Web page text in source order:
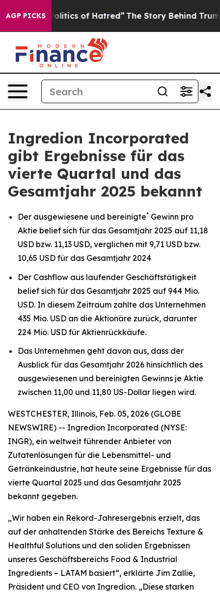
AGP PICKS
of Hatred” The Story Behind Trump’s Terrible
Ingredion Incorporated
gibt Ergebnisse für das
vierte Quartal und das
Gesamtjahr 2025 bekannt
Der ausgewiesene und bereinigte* Gewinn pro
Aktie belief sich für das Gesamtjahr 2025 auf 11,18
USD bzw. 11,13 USD, verglichen mit 9,71 USD bzw.
10,65 USD für das Gesamtjahr 2024
Der Cashflow aus laufender Geschäftstätigkeit
belief sich für das Gesamtjahr 2025 auf 944 Mio.
USD. In diesem Zeitraum zahlte das Unternehmen
435 Mio. USD an die Aktionäre zurück, darunter
224 Mio. USD für Aktienrückkäufe.
Das Unternehmen geht davon aus, dass der
Ausblick für das Gesamtjahr 2026 hinsichtlich des
ausgewiesenen und bereinigten Gewinns je Aktie
zwischen 11,00 und 11,80 US-Dollar liegen wird.
WESTCHESTER, Illinois, Feb. 05, 2026 (GLOBE
NEWSWIRE) -- Ingredion Incorporated (NYSE:
INGR), ein weltweit führender Anbieter von
Zutatenlösungen für die Lebensmittel- und
Getränkeindustrie, hat heute seine Ergebnisse für das
vierte Quartal 2025 und das Gesamtjahr 2025
bekannt gegeben.
„Wir haben ein Rekord-Jahresergebnis erzielt, das
auf der anhaltenden Stärke des Bereichs Texture &
Healthful Solutions und den soliden Ergebnissen
unseres Geschäftsbereichs Food & Industrial
Ingredients – LATAM basiert“, erklärte Jim Zallie,
Präsident und CEO von Ingredion. „Diese starken